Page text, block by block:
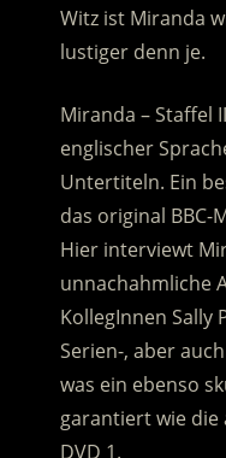
Witz ist Miranda
lustiger denn je.
Miranda – Staffel
englischer
Untertiteln. Ein
das original BBC-
Hier interviewt
unnachahmliche
KollegInnen Sally
Serien-, aber
was ein ebenso
garantiert wie die
DVD 1.